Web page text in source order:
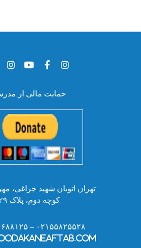
حمایت مالی از
تهران اتوبان شهید چراغی،
کوچه دوم، پلاک ۲۹